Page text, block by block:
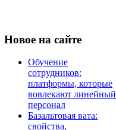
Новое на сайте
Обучение
сотрудников:
платформы, которые
вовлекают линейный
персонал
Базальтовая вата:
свойства,